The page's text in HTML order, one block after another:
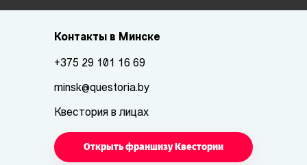
Контакты в Минске
+375 29 101 16 69
minsk@questoria.by
Квестория в лицах
Открыть франшизу Квестории